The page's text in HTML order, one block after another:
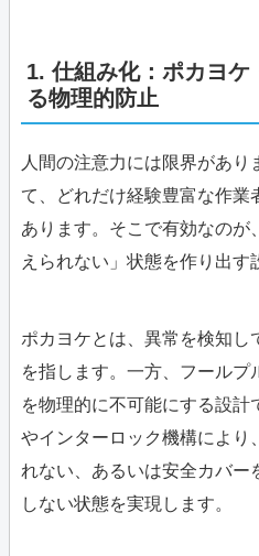
1. 仕組み化：ポカヨケ
る物理的防止
人間の注意力には限界があり
て、どれだけ経験豊富な作業
あります。そこで有効なのが
えられない」状態を作り出す
ポカヨケとは、異常を検知し
を指します。一方、フール
を物理的に不可能にする設計
やインターロック機構により
れない、あるいは安全カバー
しない状態を実現します。